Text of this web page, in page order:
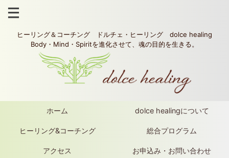
ヒーリング＆コーチング ドルチェ・ヒーリング dolce healing
Body・Mind・Spiritを進化させて、魂の目的を生きる。
ホーム dolce healingについて
ヒーリング&コーチング 総合プログラム
アクセス お申込み・お問い合わせ